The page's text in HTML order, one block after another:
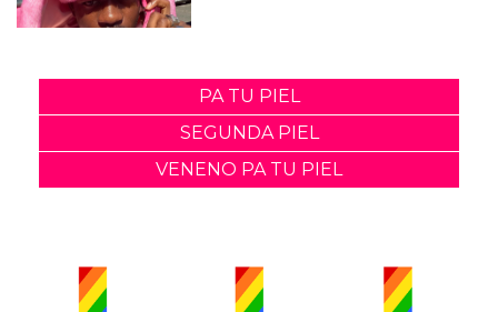
PA TU PIEL
SEGUNDA PIEL
VENENO PA TU PIEL